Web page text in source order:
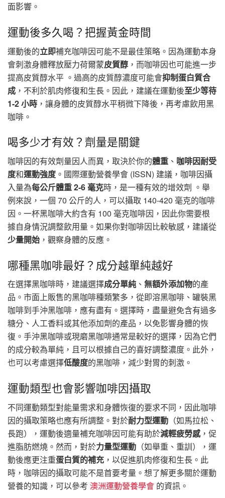
面影響。
運動後多久喝？把握黃金時間
運動後的立即補充咖啡因可能不是最佳策略。因為運動本身
會刺激身體釋放壓力荷爾蒙皮質醇 ，而咖啡因也可能進一步
提高皮質醇水平 。過高的皮質醇濃度可能會抑制蛋白質合
成 ，不利於肌肉修復和生長。因此，建議在運動後至少等待
1-2 小時 ，讓身體的皮質醇水平稍微下降後，再考慮飲用黑
咖啡。
喝多少才有效？劑量是關鍵
咖啡因的有效劑量因人而異，取決於你的體重 、 咖啡因耐受
度和運動強度 。國際運動營養學會 (ISSN) 建議，咖啡因攝
入量為每公斤體重 2-6 毫克時，是一種有效的增效劑 。舉
例來說，一個 70 公斤的人，可以攝取 140-420 毫克的咖啡
因。一杯黑咖啡大約含有 100 毫克咖啡因，因此你需要根
據自身情況調整飲用量。如果你對咖啡因比較敏感，建議從
少量開始 ，觀察身體的反應。
哪種黑咖啡最好？成分越單純越好
在選擇黑咖啡時，建議選擇成分單純 、 無額外添加物的產
品。市面上販售的黑咖啡種類繁多，從即溶黑咖啡、罐裝黑
咖啡到手沖黑咖啡，應有盡有。選擇時，盡量避免含有過多
糖分、人工香料或其他添加劑的產品，以免影響身體的恢
復。手沖黑咖啡或現磨黑咖啡通常是較好的選擇，因為它們
的成分較為單純，且可以根據自己的喜好調整濃度。此外，
也可以考慮選擇低酸度的黑咖啡，減少對胃的刺激。
運動類型也會影響咖啡因攝取
不同運動類型對能量需求和身體恢復的要求不同，因此咖啡
因的攝取策略也應有所調整。對於耐力型運動 （如馬拉松、
長跑），運動後適量補充咖啡因可能有助於減輕疲勞感，促
進脂肪燃燒。然而，對於力量型運動 （如舉重、重訓），運
動後應更注重蛋白質的補充 ，以促進肌肉修復和生長。此
時，咖啡因的攝取可能不是首要考量。想了解更多關於運動
營養的知識，可以參考 澳洲運動營養學會 的資訊。